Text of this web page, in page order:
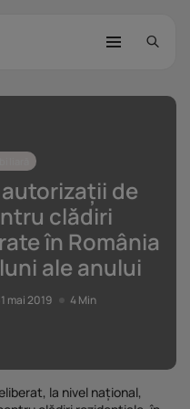
Câtă încredere
autorizații de
clădiri
în România
ale anului
mai 2019 4 Min
la nivel național,